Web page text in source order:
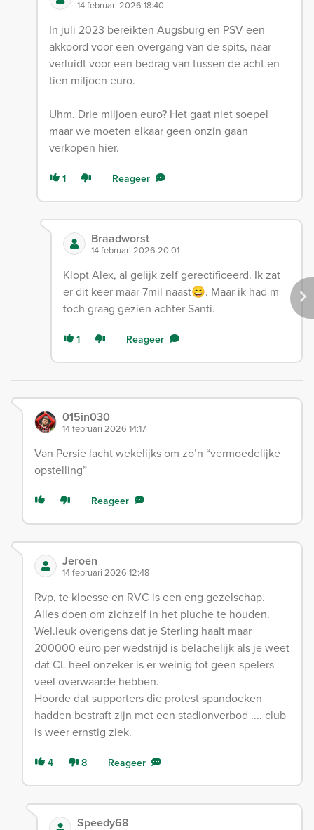
14 februari 2026 18:40
In juli 2023 bereikten Augsburg en PSV een
akkoord voor een overgang van de spits, naar
verluidt voor een bedrag van tussen de acht en
tien miljoen euro.
Uhm. Drie miljoen euro? Het gaat niet soepel
maar we moeten elkaar geen onzin gaan
verkopen hier.
1 Reageer
Braadworst
14 februari 2026 20:01
Klopt Alex, al gelijk zelf gerectificeerd. Ik zat
er dit keer maar 7mil naast😄. Maar ik had m
toch graag gezien achter Santi.
1 Reageer
015in030
14 februari 2026 14:17
Van Persie lacht wekelijks om zo’n “vermoedelijke
opstelling”
Reageer
Jeroen
14 februari 2026 12:48
Rvp, te kloesse en RVC is een eng gezelschap.
Alles doen om zichzelf in het pluche te houden.
Wel.leuk overigens dat je Sterling haalt maar
200000 euro per wedstrijd is belachelijk als je weet
dat CL heel onzeker is er weinig tot geen spelers
veel overwaarde hebben.
Hoorde dat supporters die protest spandoeken
hadden bestraft zijn met een stadionverbod .... club
is weer ernstig ziek.
4 8 Reageer
Speedy68